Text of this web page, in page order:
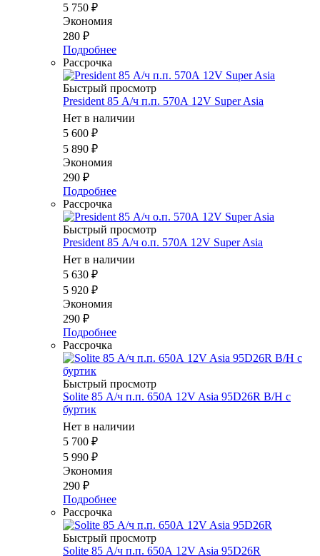
5 750 ₽
Экономия
280 ₽
Подробнее
Рассрочка
Быстрый просмотр
President 85 А/ч п.п. 570А 12V Supеr Asia
Нет в наличии
5 600 ₽
5 890 ₽
Экономия
290 ₽
Подробнее
Рассрочка
Быстрый просмотр
President 85 А/ч о.п. 570А 12V Supеr Asia
Нет в наличии
5 630 ₽
5 920 ₽
Экономия
290 ₽
Подробнее
Рассрочка
Быстрый просмотр
Solite 85 А/ч п.п. 650А 12V Asia 95D26R B/H с
буртик
Нет в наличии
5 700 ₽
5 990 ₽
Экономия
290 ₽
Подробнее
Рассрочка
Быстрый просмотр
Solite 85 А/ч п.п. 650А 12V Asia 95D26R